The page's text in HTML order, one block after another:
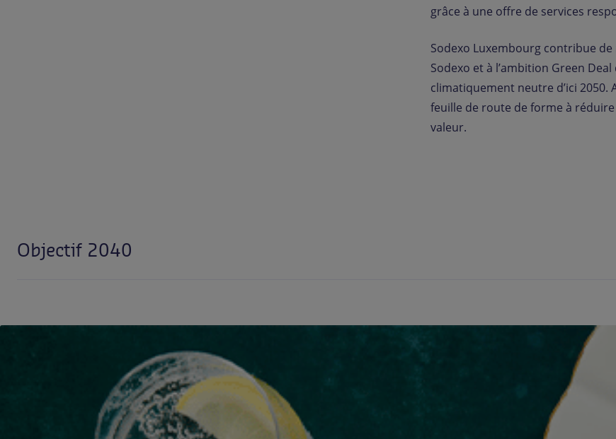
grâce à une offre de services
Sodexo Luxembourg contribue
Sodexo et à l’ambition Green
climatiquement neutre d’ici
feuille de route de forme à
valeur.
Objectif 2040
Notre but? Devenir le leader mondial en matière de restauration durable et d’expériences de qualité.